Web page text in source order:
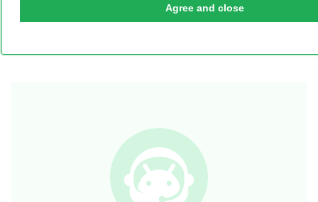
Agree and close
Samsung Galaxy S Advance krijgt Android 4.1
Jelly Bean in januari